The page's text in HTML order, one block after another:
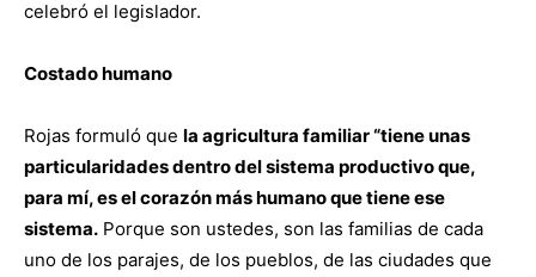
celebró el legislador.
Costado humano
Rojas formuló que la agricultura familiar “tiene unas
particularidades dentro del sistema productivo que,
para mí, es el corazón más humano que tiene ese
sistema. Porque son ustedes, son las familias de cada
uno de los parajes, de los pueblos, de las ciudades que